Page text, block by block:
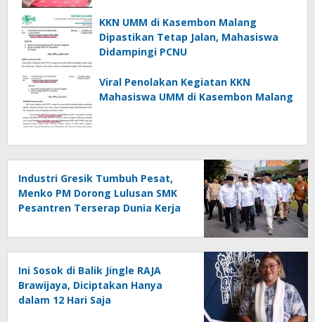
KKN UMM di Kasembon Malang
Dipastikan Tetap Jalan, Mahasiswa
Didampingi PCNU
Viral Penolakan Kegiatan KKN
Mahasiswa UMM di Kasembon Malang
Industri Gresik Tumbuh Pesat,
Menko PM Dorong Lulusan SMK
Pesantren Terserap Dunia Kerja
Ini Sosok di Balik Jingle RAJA
Brawijaya, Diciptakan Hanya
dalam 12 Hari Saja